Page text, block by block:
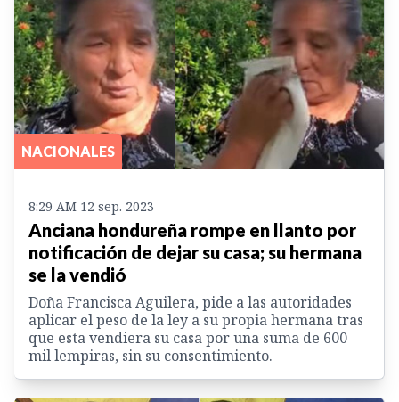
NACIONALES
8:29 AM 12 sep. 2023
Anciana hondureña rompe en llanto por
notificación de dejar su casa; su hermana
se la vendió
Doña Francisca Aguilera, pide a las autoridades
aplicar el peso de la ley a su propia hermana tras
que esta vendiera su casa por una suma de 600
mil lempiras, sin su consentimiento.